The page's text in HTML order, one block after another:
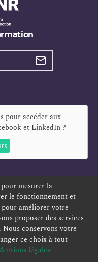
pour accéder aux
et LinkedIn?
SIGNALEMENT
CONFIDENTIALITÉ
CONTACT
mesurer la
le fonctionnement et
améliorer votre
proposer des services
conservons votre
ce choix à tout
légales